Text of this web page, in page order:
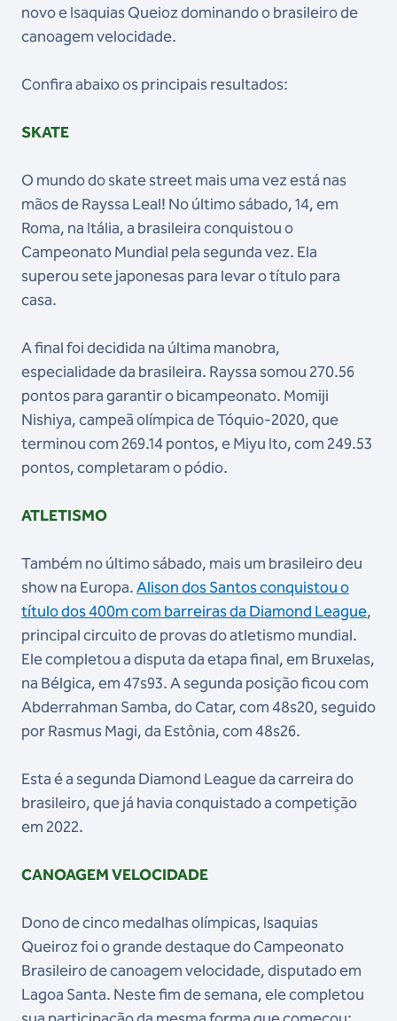
novo e Isaquias Queioz dominando o brasileiro de
canoagem velocidade.
Confira abaixo os principais resultados:
SKATE
O mundo do skate street mais uma vez está nas
mãos de Rayssa Leal! No último sábado, 14, em
Roma, na Itália, a brasileira conquistou o
Campeonato Mundial pela segunda vez. Ela
superou sete japonesas para levar o título para
casa.
A final foi decidida na última manobra,
especialidade da brasileira. Rayssa somou 270.56
pontos para garantir o bicampeonato. Momiji
Nishiya, campeã olímpica de Tóquio-2020, que
terminou com 269.14 pontos, e Miyu Ito, com 249.53
pontos, completaram o pódio.
ATLETISMO
Também no último sábado, mais um brasileiro deu
show na Europa.Alison dos Santos conquistou o
título dos 400m com barreiras da Diamond League,
principal circuito de provas do atletismo mundial.
Ele completou a disputa da etapa final, em Bruxelas,
na Bélgica, em 47s93. A segunda posição ficou com
Abderrahman Samba, do Catar, com 48s20, seguido
por Rasmus Magi, da Estônia, com 48s26.
Esta é a segunda Diamond League da carreira do
brasileiro, que já havia conquistado a competição
em 2022.
CANOAGEM VELOCIDADE
Dono de cinco medalhas olímpicas, Isaquias
Queiroz foi o grande destaque do Campeonato
Brasileiro de canoagem velocidade, disputado em
Lagoa Santa. Neste fim de semana, ele completou